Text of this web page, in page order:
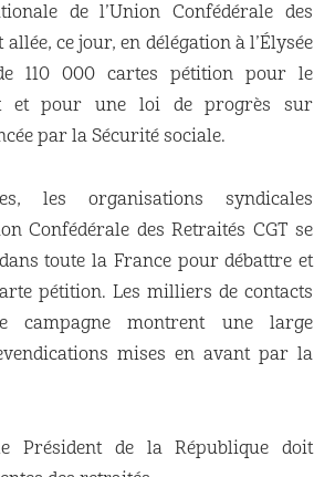
de l’Union Confédérale des
allée, ce jour, en délégation à l’Élysée
110 000 cartes pétition pour le
et pour une loi de progrès sur
par la Sécurité sociale.
les organisations syndicales
Confédérale des Retraités CGT se
toute la France pour débattre et
pétition. Les milliers de contacts
campagne montrent une large
mises en avant par la
Président de la République doit